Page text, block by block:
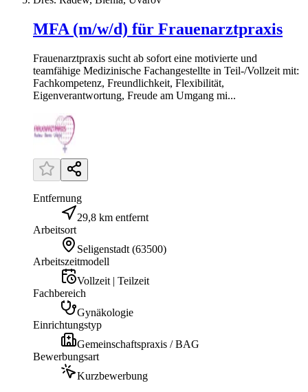
MFA (m/w/d) für Frauenarztpraxis
Frauenarztpraxis sucht ab sofort eine motivierte und
teamfähige Medizinische Fachangestellte in Teil-/Vollzeit mit:
Fachkompetenz, Freundlichkeit, Flexibilität,
Eigenverantwortung, Freude am Umgang mi...
Entfernung
29,8 km entfernt
Arbeitsort
Seligenstadt (63500)
Arbeitszeitmodell
Vollzeit | Teilzeit
Fachbereich
Gynäkologie
Einrichtungstyp
Gemeinschaftspraxis / BAG
Bewerbungsart
Kurzbewerbung